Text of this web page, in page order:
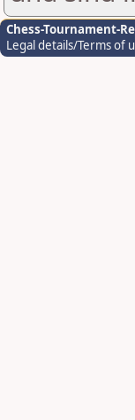
Chess-Tournament-
Legal details/Terms of